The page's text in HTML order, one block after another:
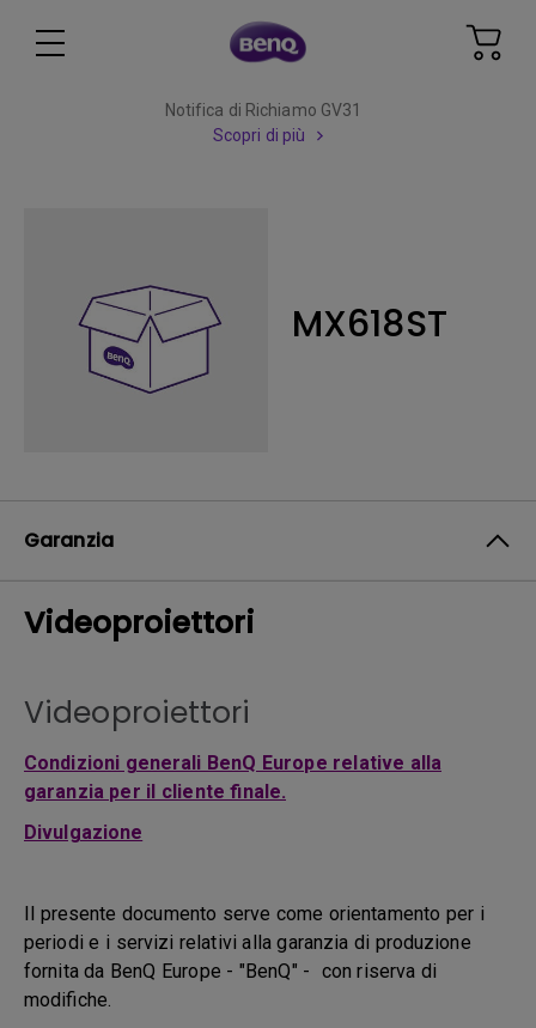
Notifica di Richiamo GV31
Scopri di più
MX618ST
Garanzia
Videoproiettori
Videoproiettori
Condizioni generali BenQ Europe relative alla
garanzia per il cliente finale.
Divulgazione
Il presente documento serve come orientamento per i
periodi e i servizi relativi alla garanzia di produzione
fornita da BenQ Europe - "BenQ" - con riserva di
modifiche.